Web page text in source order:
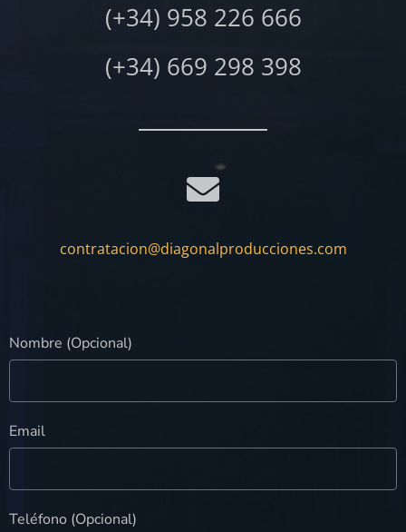
(+34) 958 226 666
(+34) 669 298 398
contratacion@diagonalproducciones.com
Nombre (Opcional)
Email
Teléfono (Opcional)